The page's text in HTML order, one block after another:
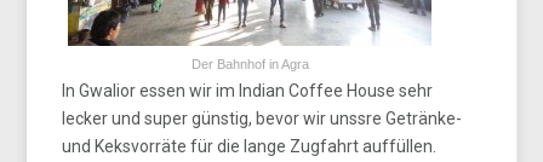
Der Bahnhof in Agra
In Gwalior essen wir im Indian Coffee House sehr
lecker und super günstig, bevor wir unssre Getränke-
und Keksvorräte für die lange Zugfahrt auffüllen.